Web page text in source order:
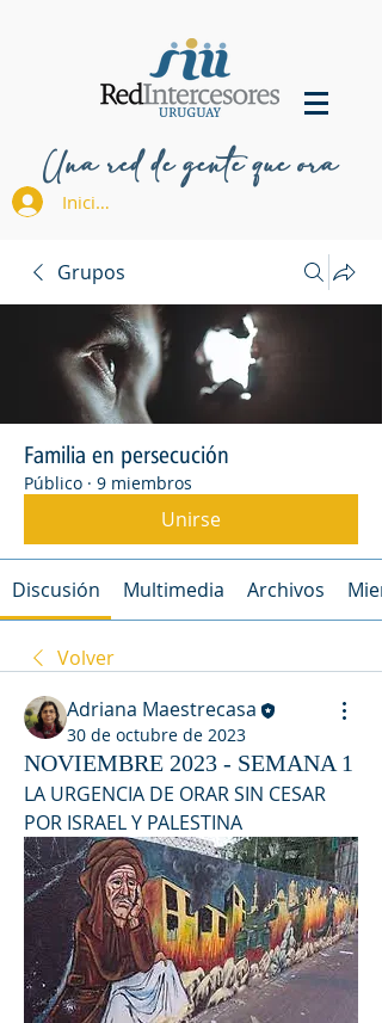
Una red de gente que ora
Iniciar sesión
Grupos
Familia en persecución
Público · 9 miembros
Unirse
Discusión Multimedia Archivos
Volver
Adriana Maestrecasa
30 de octubre de 2023
NOVIEMBRE 2023 - SEMANA 1
LA URGENCIA DE ORAR SIN CESAR
POR ISRAEL Y PALESTINA